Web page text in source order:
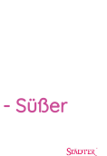
Süßer